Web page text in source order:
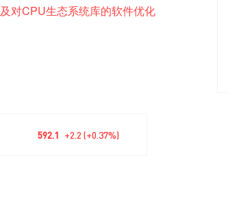
对CPU生态系统库的软件优化
592.1 +2.2 (+0.37%)